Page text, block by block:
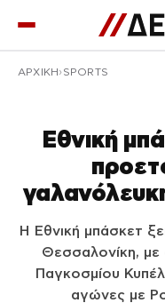
ΑΡΧΙΚΉ SPORTS
Εθνική
Η Εθνική μπάσκετ
Θεσσαλονίκη, με
Παγκοσμίου
αγώνες με